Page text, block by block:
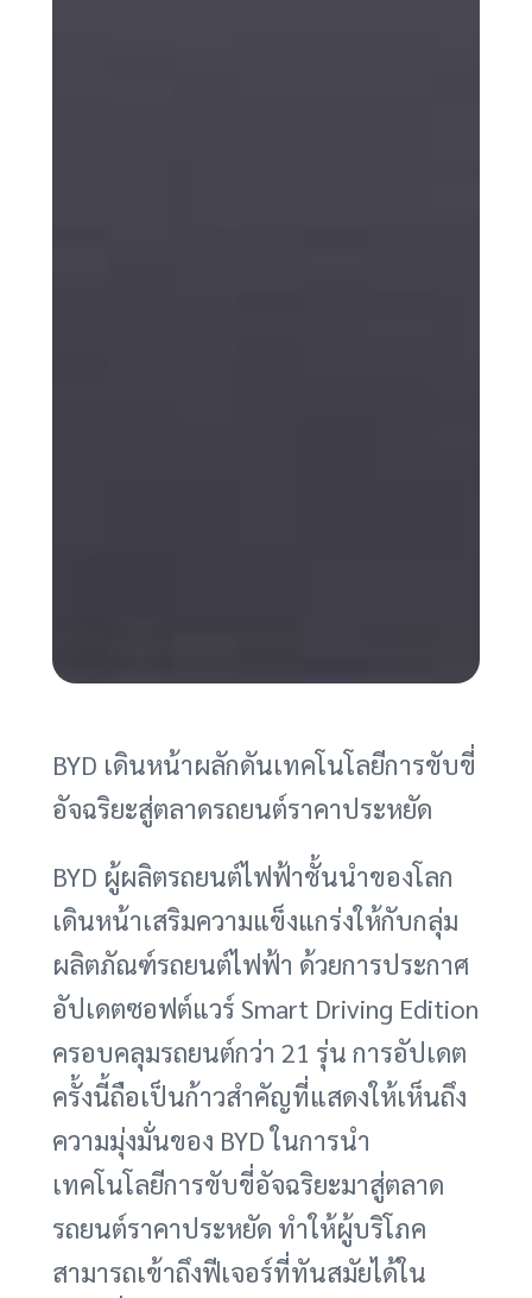
BYD เดินหน้าผลักดันเทคโนโลยีการขับขี่
อัจฉริยะสู่ตลาดรถยนต์ราคาประหยัด
BYD ผู้ผลิตรถยนต์ไฟฟ้าชั้นนำของโลก
เดินหน้าเสริมความแข็งแกร่งให้กับกลุ่ม
ผลิตภัณฑ์รถยนต์ไฟฟ้า ด้วยการประกาศ
อัปเดตซอฟต์แวร์ Smart Driving Edition
ครอบคลุมรถยนต์กว่า 21 รุ่น การอัปเดต
ครั้งนี้ถือเป็นก้าวสำคัญที่แสดงให้เห็นถึง
ความมุ่งมั่นของ BYD ในการนำ
เทคโนโลยีการขับขี่อัจฉริยะมาสู่ตลาด
รถยนต์ราคาประหยัด ทำให้ผู้บริโภค
สามารถเข้าถึงฟีเจอร์ที่ทันสมัยได้ใน